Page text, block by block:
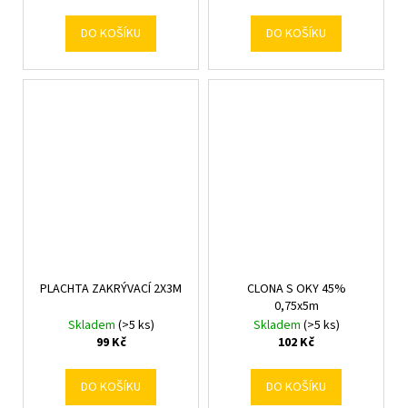
DO KOŠÍKU DO KOŠÍKU
PLACHTA ZAKRÝVACÍ 2X3M
Skladem (>5 ks)
99 Kč
DO KOŠÍKU
CLONA S OKY 45%
0,75x5m
Skladem (>5 ks)
102 Kč
DO KOŠÍKU